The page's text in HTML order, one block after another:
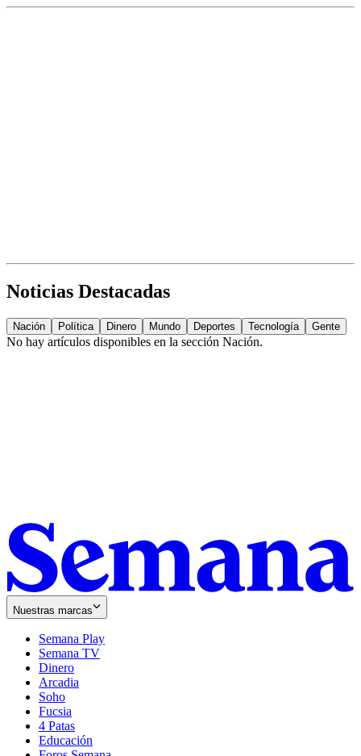
Noticias Destacadas
Nación Política Dinero Mundo Deportes Tecnología Gente
No hay artículos disponibles en la sección Nación.
Nuestras marcas
Semana Play
Semana TV
Dinero
Arcadia
Soho
in
new
window
Fucsia
in
new
4 Patas
Educación